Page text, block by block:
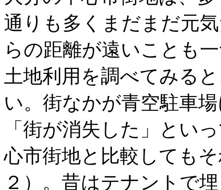
通りも多くまだまだ元
らの距離が遠いことも
土地利用を調べてみる
い。街なかが青空駐車
「街が消失した」とい
心市街地と比較しても
２）。昔はテナントで